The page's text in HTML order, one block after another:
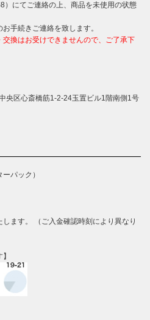
にてご連絡の上、商品を未使用の状態
手続きご連絡を致します。
換はお受けできませんので、ご了承下
区心斎橋筋1-2-24玉置ビル1階南側1号
パック）
ます。 （ご入金確認時刻により異なり